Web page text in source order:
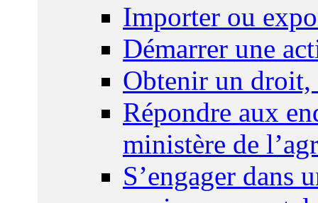
Importer ou
Démarrer une
Obtenir un droit,
Répondre aux
ministère de
S’engager dans